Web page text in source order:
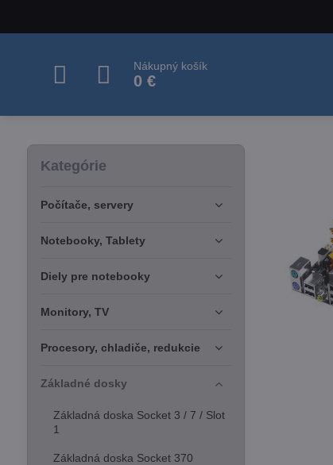
Nákupný košík
0 €
Kategórie
Počítače, servery
Notebooky, Tablety
Diely pre notebooky
Monitory, TV
Procesory, chladiče, redukcie
Základné dosky
Základná doska Socket 3 / 7 / Slot
1
Základná doska Socket 370